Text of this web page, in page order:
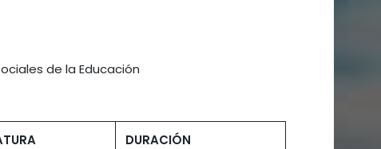
de la Educación
DURACIÓN